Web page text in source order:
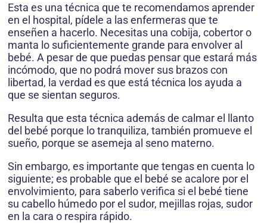
Esta es una técnica que te recomendamos aprender
en el hospital, pídele a las enfermeras que te
enseñen a hacerlo. Necesitas una cobija, cobertor o
manta lo suficientemente grande para envolver al
bebé. A pesar de que puedas pensar que estará más
incómodo, que no podrá mover sus brazos con
libertad, la verdad es que está técnica los ayuda a
que se sientan seguros.
Resulta que esta técnica además de calmar el llanto
del bebé porque lo tranquiliza, también promueve el
sueño, porque se asemeja al seno materno.
Sin embargo, es importante que tengas en cuenta lo
siguiente; es probable que el bebé se acalore por el
envolvimiento, para saberlo verifica si el bebé tiene
su cabello húmedo por el sudor, mejillas rojas, sudor
en la cara o respira rápido.